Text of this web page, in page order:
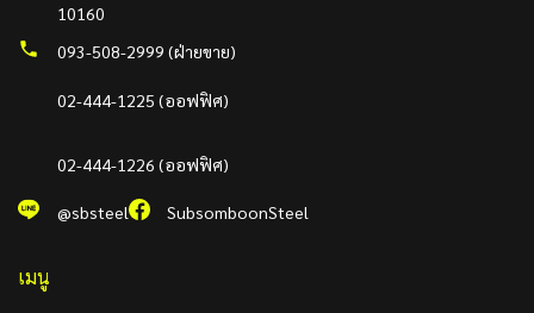
10160
093-508-2999 (ฝ่ายขาย)
02-444-1225 (ออฟฟิศ)
02-444-1226 (ออฟฟิศ)
@sbsteel SubsomboonSteel
เมนู